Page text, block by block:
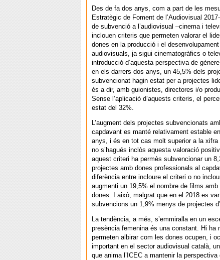
Des de fa dos anys, com a part de les
Estratègic de Foment de l’Audiovisual
de subvenció a l’audiovisual –cinema i
inclouen criteris que permeten valorar el
dones en la producció i el
audiovisuals, ja sigui cinematogràfics o
introducció d’aquesta perspectiva de
en els darrers dos anys, un 45,5% dels
subvencionat hagin estat per a projectes
és a dir, amb guionistes, directores i/o
Sense l’aplicació d’aquests criteris, el
estat del 32%.
L’augment dels projectes subvencionats
capdavant es manté relativament estable
anys, i és en tot cas molt superior a la xifra
no s’hagués inclòs aquesta valoració
aquest criteri ha permès subvencionar un
projectes amb dones professionals al
diferència entre incloure el criteri o no
augmenti un 19,5% el nombre de films
dones. I això, malgrat que en el 2018 es
subvencions un 1,9% menys de projectes
La tendència, a més, s’emmiralla en un
presència femenina és una constant. Hi ha
permeten albirar com les dones ocupen, i
important en el sector audiovisual català,
que anima l’ICEC a mantenir la perspectiva